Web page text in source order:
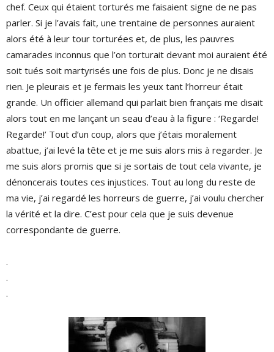
chef. Ceux qui étaient torturés me faisaient signe de ne pas
parler. Si je l’avais fait, une trentaine de personnes auraient
alors été à leur tour torturées et, de plus, les pauvres
camarades inconnus que l’on torturait devant moi auraient été
soit tués soit martyrisés une fois de plus. Donc je ne disais
rien. Je pleurais et je fermais les yeux tant l’horreur était
grande. Un officier allemand qui parlait bien français me disait
alors tout en me lançant un seau d’eau à la figure : ‘Regarde!
Regarde!’ Tout d’un coup, alors que j’étais moralement
abattue, j’ai levé la tête et je me suis alors mis à regarder. Je
me suis alors promis que si je sortais de tout cela vivante, je
dénoncerais toutes ces injustices. Tout au long du reste de
ma vie, j’ai regardé les horreurs de guerre, j’ai voulu chercher
la vérité et la dire. C’est pour cela que je suis devenue
correspondante de guerre.
.
.
.